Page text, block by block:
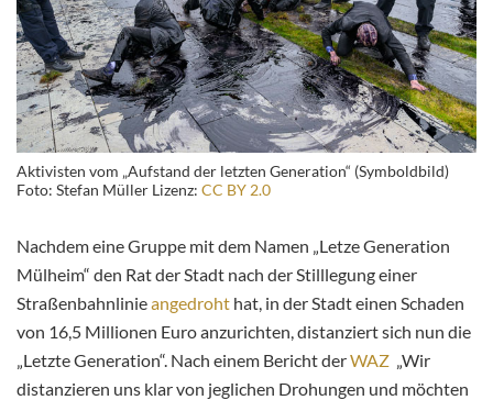
Aktivisten vom „Aufstand der letzten Generation“ (Symboldbild)
Foto: Stefan Müller Lizenz: CC BY 2.0
Nachdem eine Gruppe mit dem Namen „Letze Generation
Mülheim“ den Rat der Stadt nach der Stilllegung einer
Straßenbahnlinieangedroht hat, in der Stadt einen Schaden
von 16,5 Millionen Euro anzurichten, distanziert sich nun die
„Letzte Generation“. Nach einem Bericht derWAZ „Wir
distanzieren uns klar von jeglichen Drohungen und möchten